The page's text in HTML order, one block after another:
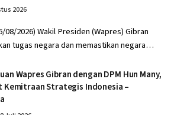
2026
08/2026) Wakil Presiden (Wapres) Gibran
tugas negara dan memastikan negara…
Wapres Gibran dengan DPM Hun Many,
Kemitraan Strategis Indonesia –